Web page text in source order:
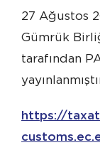
27 Ağustos
Gümrük
tarafından
https://